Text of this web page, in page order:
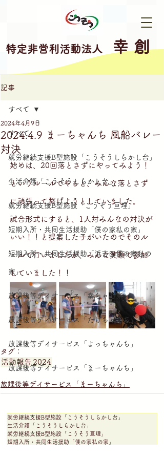
特定非営利活動法人 幸 創
記事
すべて
就労継続支援B型施設「こうそうしらかし台」
生活介護「こうそうしらかし台」
就労継続支援B型施設「こうそう亘理」
短期入所・共同生活援助「僕の家私の家」
短期入所・共同生活援助「浜吉田僕の家私の
家」
放課後等デイサービス「幸ちゃん家」
放課後等デイサービス「たけちゃんち」
放課後等デイサービス「よっちゃんち」
放課後等デイサービス「まーちゃんち」
すべて
2024.4.9 まーちゃんち 風船バレー
対決
2024年4月9日
始めは、20回落とさずにやってみよう！
というルールでやると、みんな落とさず
に頑張って繋げようとしていました。
試合形式にすると、1人対みんなの対決が
いい！！と提案した子がいたのでそのル
ールで行いましたが、みんな笑顔で参加
していました！！
タグ：
活動報告 2024
放課後等デイサービス「まーちゃんち」
就労継続支援B型施設「こうそうしらかし台」
生活介護「こうそうしらかし台」
就労継続支援B型施設「こうそう亘理」
短期入所・共同生活援助「僕の家私の家」